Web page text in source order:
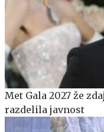
Met Gala 2027 že
razdelila javnost